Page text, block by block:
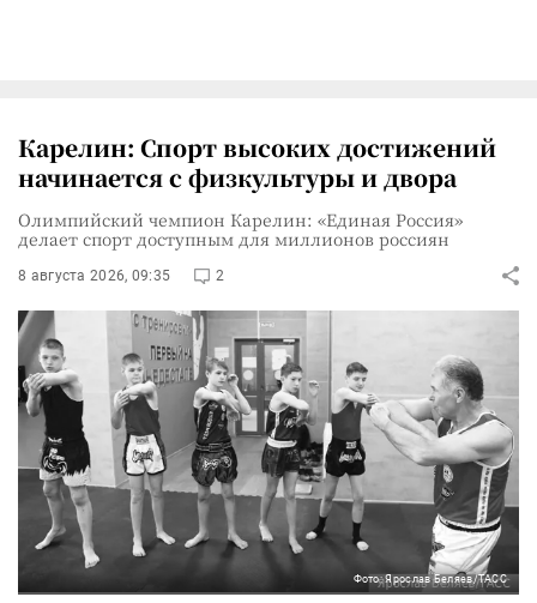
Карелин: Спорт высоких достижений
начинается с физкультуры и двора
Олимпийский чемпион Карелин: «Единая Россия»
делает спорт доступным для миллионов россиян
8 августа 2026, 09:35 2
Фото: Ярослав Беляев/ТАСС